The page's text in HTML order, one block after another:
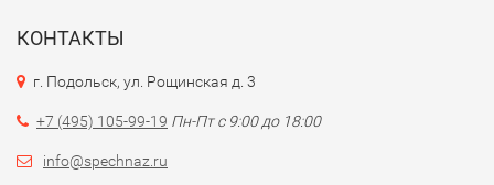
КОНТАКТЫ
г. Подольск, ул. Рощинская д. 3
+7 (495) 105-99-19 Пн-Пт с 9:00 до 18:00
info@spechnaz.ru